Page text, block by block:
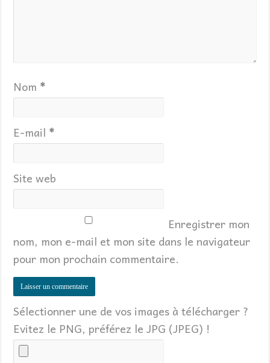
Nom *
E-mail *
Site web
Enregistrer mon
nom, mon e-mail et mon site dans le navigateur
pour mon prochain commentaire.
Sélectionner une de vos images à télécharger ?
Evitez le PNG, préférez le JPG (JPEG) !